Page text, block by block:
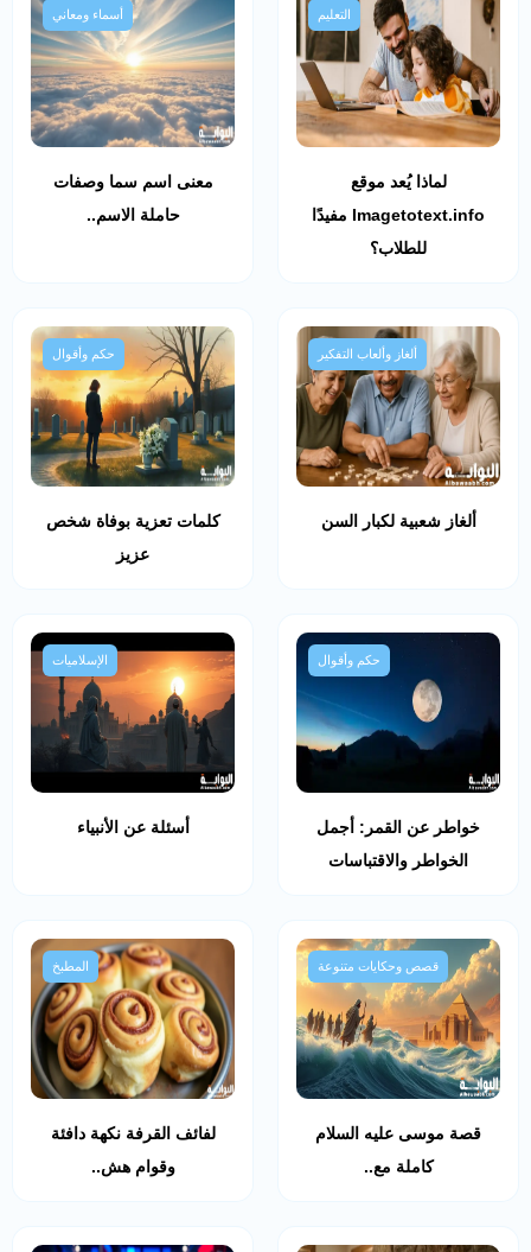
التعليم
لماذا يُعد موقع
Imagetotext.info مفيدًا
للطلاب؟
أسماء ومعاني
معنى اسم سما وصفات
حاملة الاسم..
ألغاز وألعاب التفكير
ألغاز شعبية لكبار السن
حكم وأقوال
كلمات تعزية بوفاة شخص
عزيز
حكم وأقوال
خواطر عن القمر: أجمل
الخواطر والاقتباسات
الإسلاميات
أسئلة عن الأنبياء
قصص وحكايات متنوعة
قصة موسى عليه السلام
كاملة مع..
المطبخ
لفائف القرفة نكهة دافئة
وقوام هش..